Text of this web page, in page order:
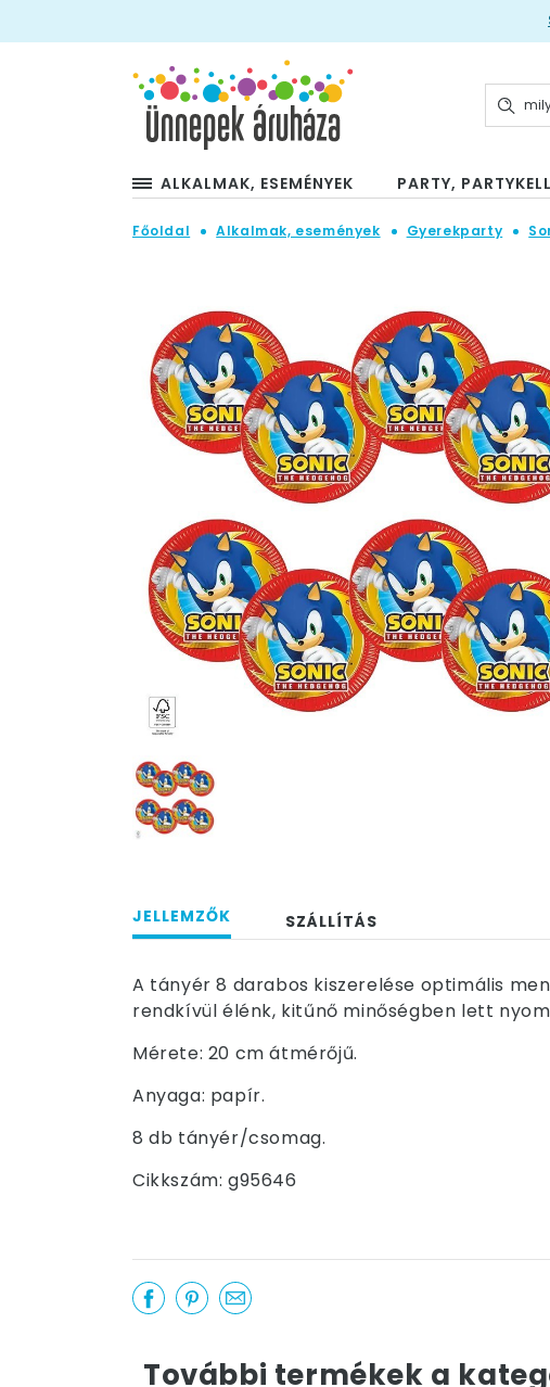
ALKALMAK, ESEMÉNYEK PARTY,
Főoldal Alkalmak, események Gyerekparty
JELLEMZŐK SZÁLLÍTÁS
A tányér 8 darabos kiszerelése optimális
rendkívül élénk, kitűnő minőségben lett
Mérete: 20 cm átmérőjű.
Anyaga: papír.
8 db tányér/csomag.
Cikkszám: g95646
További termékek a